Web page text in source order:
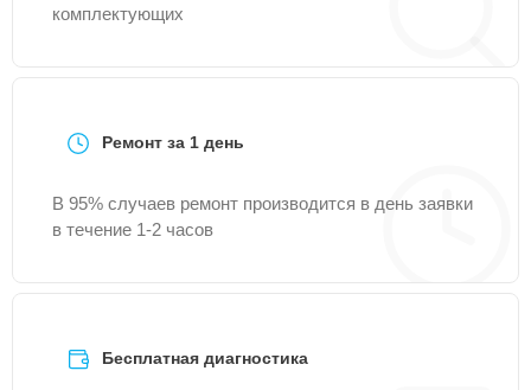
комплектующих
Ремонт за 1 день
В 95% случаев ремонт производится в день заявки
в течение 1-2 часов
Бесплатная диагностика